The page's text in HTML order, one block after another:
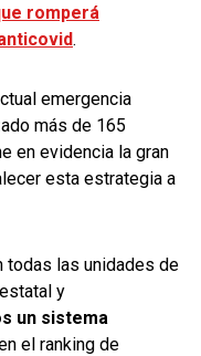
romperá
.
emergencia
más de 165
en evidencia la gran
esta estrategia a
todas las unidades de
y
un sistema
el ranking de